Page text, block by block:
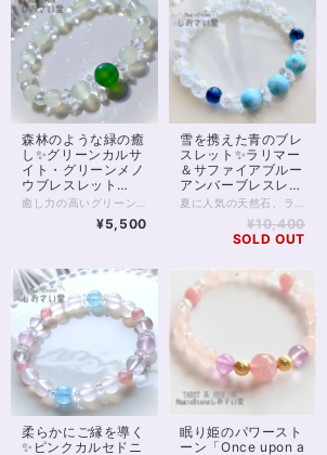
森林のような緑の癒
し✨グリーンカルサ
イト・グリーンメノ
ウブレスレット
16.5cm
¥5,500
雪を携えた青のブレ
スレット✨ラリマー
＆サファイアブルー
アンバーブレスレッ
ト16cm
¥10,400
SOLD OUT
柔らかにご縁を導く
✨ピンクカルセドニ
眠り姫のパワースト
ーン「Once upon a